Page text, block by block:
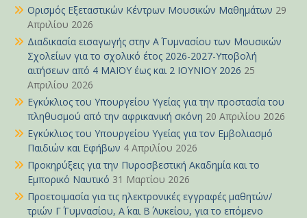
Ορισμός Εξεταστικών Κέντρων Μουσικών Μαθημάτων 29
Απριλίου 2026
Διαδικασία εισαγωγής στην Α΄ Γυμνασίου των Μουσικών
Σχολείων για το σχολικό έτος 2026-2027-Υποβολή
αιτήσεων από 4 ΜΑΪΟΥ έως και 2 ΙΟΥΝΙΟΥ 2026 25
Απριλίου 2026
Εγκύκλιος του Υπουργείου Υγείας για την προστασία του
πληθυσμού από την αφρικανική σκόνη 20 Απριλίου 2026
Εγκύκλιος του Υπουργείου Υγείας για τον Εμβολιασμό
Παιδιών και Εφήβων 4 Απριλίου 2026
Προκηρύξεις για την Πυροσβεστική Ακαδημία και το
Εμπορικό Ναυτικό 31 Μαρτίου 2026
Προετοιμασία για τις ηλεκτρονικές εγγραφές μαθητών/
τριών Γ΄ Γυμνασίου, Α΄ και Β΄ Λυκείου, για το επόμενο